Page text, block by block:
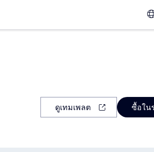
ดูเทมเพลต ซื้อใน